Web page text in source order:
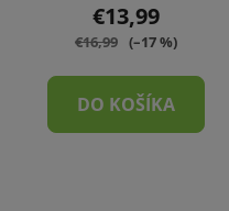
€13,99
€16,99 (–17 %)
DO KOŠÍKA